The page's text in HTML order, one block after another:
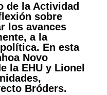
de la Actividad
sobre
los avances
a la
En esta
Novo
la EHU y Lionel
Bróders.